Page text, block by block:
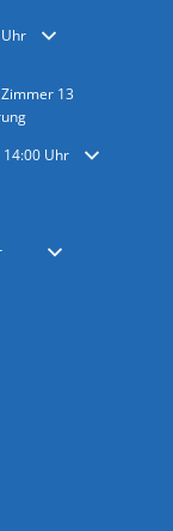
13
auszublenden
Uhr
auszublenden
Von 07:30 bis 12:30